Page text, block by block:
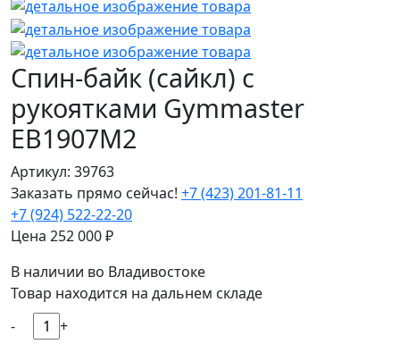
Спин-байк (сайкл) с
рукоятками Gymmaster
EB1907M2
Артикул: 39763
Заказать прямо сейчас! +7 (423) 201-81-11
+7 (924) 522-22-20
Цена 252 000₽
В наличии во Владивостоке
Товар находится на дальнем складе
-
+